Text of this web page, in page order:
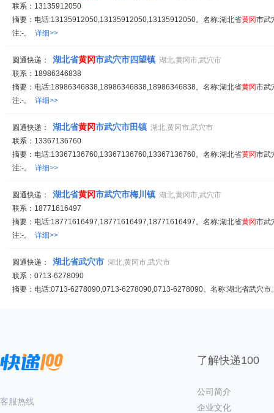
联系：13135912050
摘要：电话:13135912050,13135912050,13135912050。名称:湖北省黄冈市武
注:-。 详细>>
圆通快递： 湖北省黄冈市武穴市四望镇 湖北,黄冈市,武穴市
联系：18986346838
摘要：电话:18986346838,18986346838,18986346838。名称:湖北省黄冈市武
注:-。 详细>>
圆通快递： 湖北省黄冈市武穴市田镇 湖北,黄冈市,武穴市
联系：13367136760
摘要：电话:13367136760,13367136760,13367136760。名称:湖北省黄冈市武
注:-。 详细>>
圆通快递： 湖北省黄冈市武穴市梅川镇 湖北,黄冈市,武穴市
联系：18771616497
摘要：电话:18771616497,18771616497,18771616497。名称:湖北省黄冈市武
注:-。 详细>>
圆通快递： 湖北省武穴市 湖北,黄冈市,武穴市
联系：0713-6278090
摘要：电话:0713-6278090,0713-6278090,0713-6278090。名称:湖北省武穴
客服热线
了解快递100
公司简介
企业文化